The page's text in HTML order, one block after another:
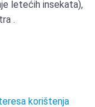
letećih insekata),
.
korištenja